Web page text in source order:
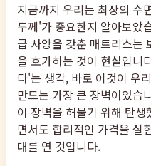
지금까지 우리는 최상의 수
두께'가 중요한지 알아보았
급 사양을 갖춘 매트리스는
을 호가하는 것이 현실입니
다'는 생각, 바로 이것이 우
만드는 가장 큰 장벽이었습
이 장벽을 허물기 위해 탄
면서도 합리적인 가격을 실
대를 연 것입니다.